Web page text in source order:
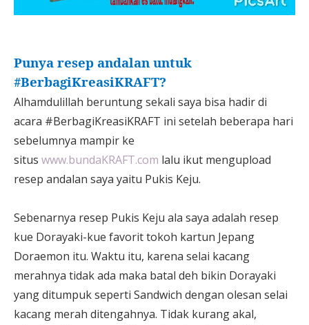
Punya resep andalan untuk
#BerbagiKreasiKRAFT?
Alhamdulillah beruntung sekali saya bisa hadir di
acara #BerbagiKreasiKRAFT ini setelah beberapa hari
sebelumnya mampir ke
situs www.bundaKRAFT.com lalu ikut mengupload
resep andalan saya yaitu Pukis Keju.
Sebenarnya resep Pukis Keju ala saya adalah resep
kue Dorayaki-kue favorit tokoh kartun Jepang
Doraemon itu. Waktu itu, karena selai kacang
merahnya tidak ada maka batal deh bikin Dorayaki
yang ditumpuk seperti Sandwich dengan olesan selai
kacang merah ditengahnya. Tidak kurang akal,